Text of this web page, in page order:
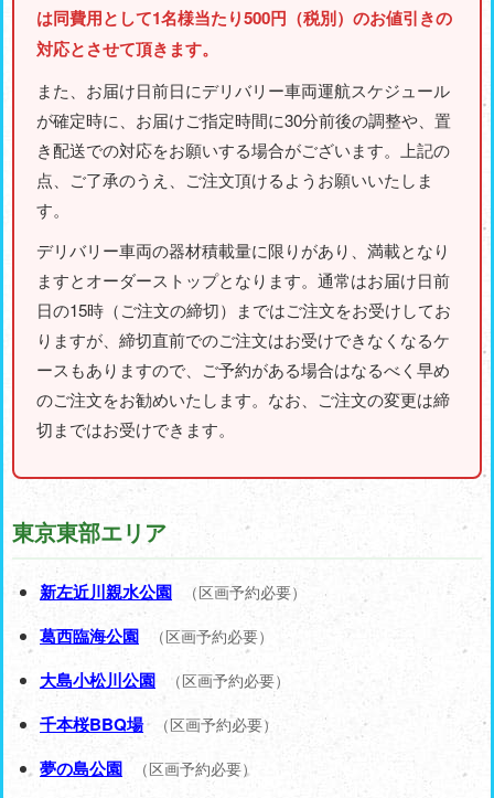
は同費用として1名様当たり500円（税別）のお値引きの
対応とさせて頂きます。
また、お届け日前日にデリバリー車両運航スケジュール
が確定時に、お届けご指定時間に30分前後の調整や、置
き配送での対応をお願いする場合がございます。上記の
点、ご了承のうえ、ご注文頂けるようお願いいたしま
す。
デリバリー車両の器材積載量に限りがあり、満載となり
ますとオーダーストップとなります。通常はお届け日前
日の15時（ご注文の締切）まではご注文をお受けしてお
りますが、締切直前でのご注文はお受けできなくなるケ
ースもありますので、ご予約がある場合はなるべく早め
のご注文をお勧めいたします。なお、ご注文の変更は締
切まではお受けできます。
東京東部エリア
新左近川親水公園 （区画予約必要）
葛西臨海公園 （区画予約必要）
大島小松川公園 （区画予約必要）
千本桜BBQ場 （区画予約必要）
夢の島公園 （区画予約必要）